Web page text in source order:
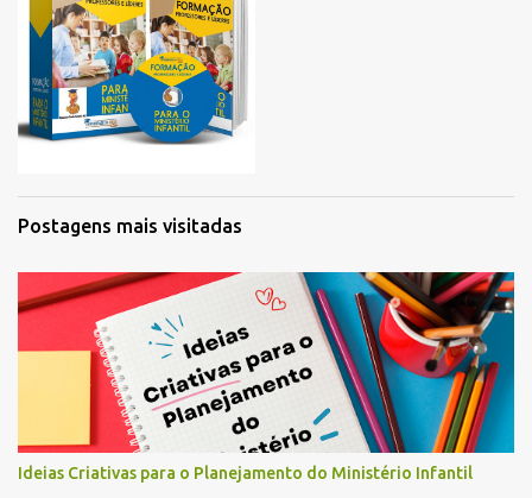
Postagens mais visitadas
Ideias Criativas para o Planejamento do Ministério Infantil